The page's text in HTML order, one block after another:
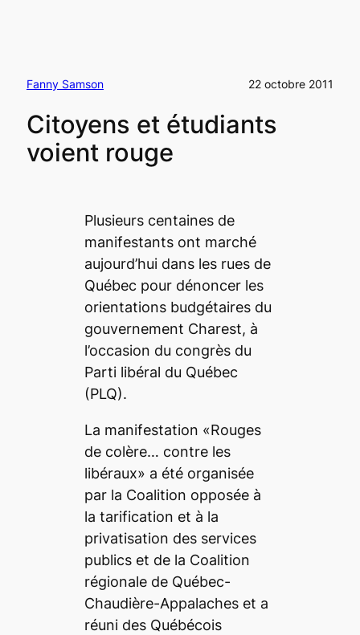
Fanny Samson 22 octobre 2011
Citoyens et étudiants
voient rouge
Plusieurs centaines de
manifestants ont marché
aujourd’hui dans les rues de
Québec pour dénoncer les
orientations budgétaires du
gouvernement Charest, à
l’occasion du congrès du
Parti libéral du Québec
(PLQ).
La manifestation «Rouges
de colère… contre les
libéraux» a été organisée
par la Coalition opposée à
la tarification et à la
privatisation des services
publics et de la Coalition
régionale de Québec-
Chaudière-Appalaches et a
réuni des Québécois